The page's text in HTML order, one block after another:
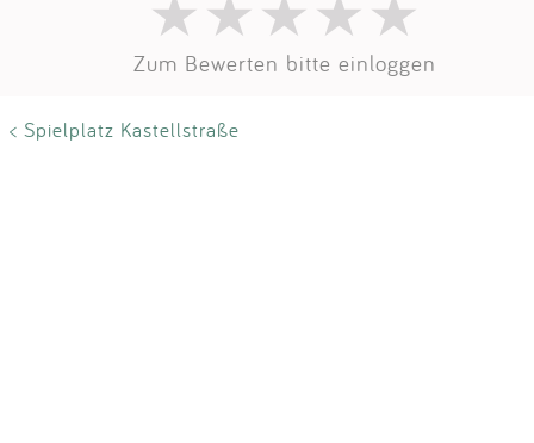
Zum Bewerten bitte einloggen
< Spielplatz Kastellstraße